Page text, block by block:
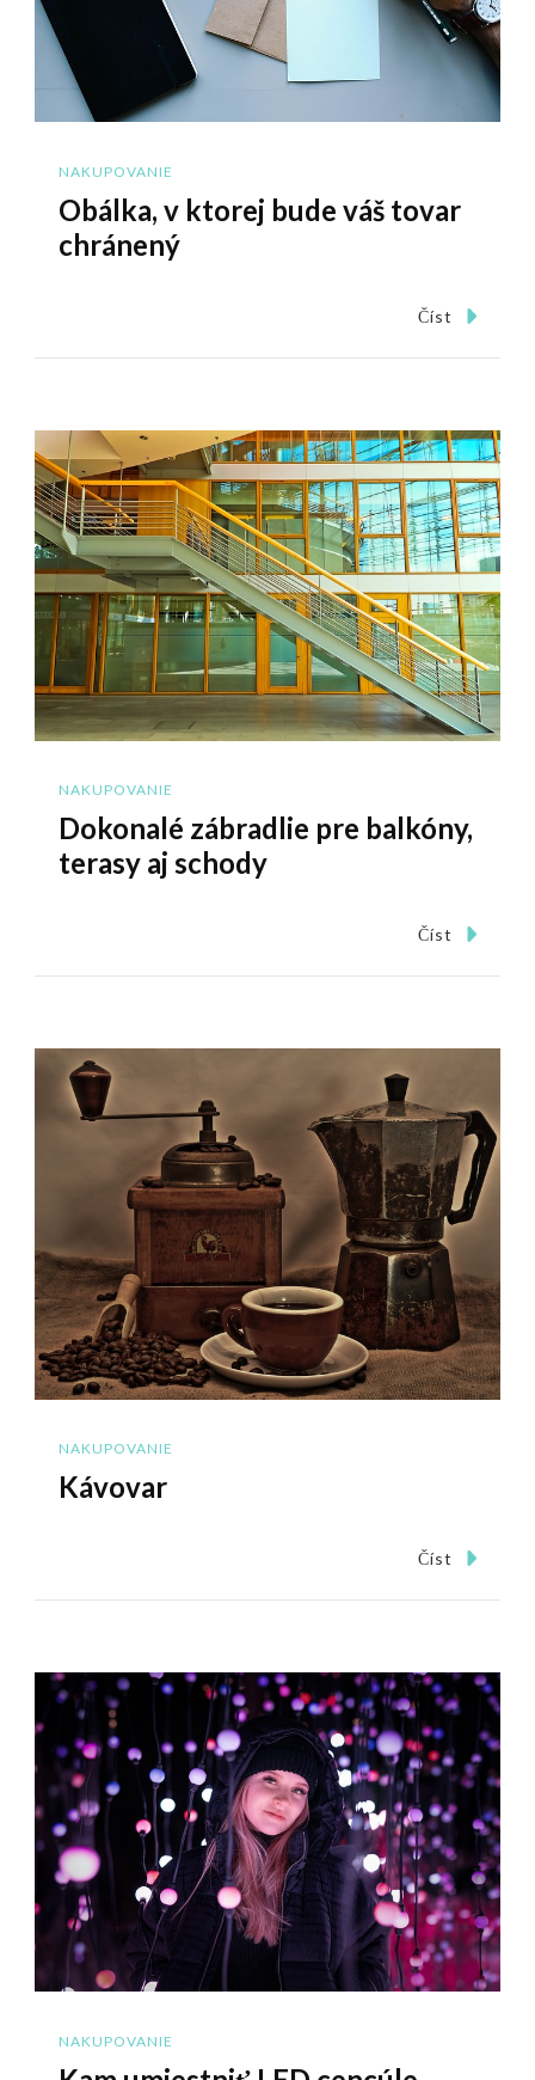
NAKUPOVANIE
Obálka, v ktorej bude váš tovar
chránený
Číst
NAKUPOVANIE
Dokonalé zábradlie pre balkóny,
terasy aj schody
Číst
NAKUPOVANIE
Kávovar
Číst
NAKUPOVANIE